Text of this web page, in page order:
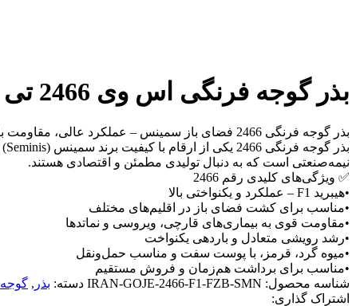
بذر گوجه فرنگی اس وی 2466 تی دی (SV2466TD F1) – فضای باز – هیبرید F1 – برند سمینس Seminis
بذر گوجه فرنگی 2466 فضای باز سمینس – عملکرد عالی، مقاومت بالا، بازارپسند
نیمه‌صنعتی است که به دنبال تولیدی مطمئن و اقتصادی هستند.
✅ ویژگی‌های کلیدی رقم 2466
•هیبرید F1 – عملکرد و یکنواختی بالا
•مناسب برای کشت فضای باز در اقلیم‌های مختلف
•مقاومت قوی به بیماری‌های قارچی، ویروسی و نماتدها
•رشد رویشی متعادل و باردهی یکنواخت
•میوه گرد، قرمز، با پوست سفت و مناسب حمل‌ونقل
•مناسب برای برداشت هم‌زمان و فروش مستقیم
شناسه محصول: IRAN-GOJE-2466-F1-FZB-SMN دسته: بذر , گوجه
اشتراک گذاری: